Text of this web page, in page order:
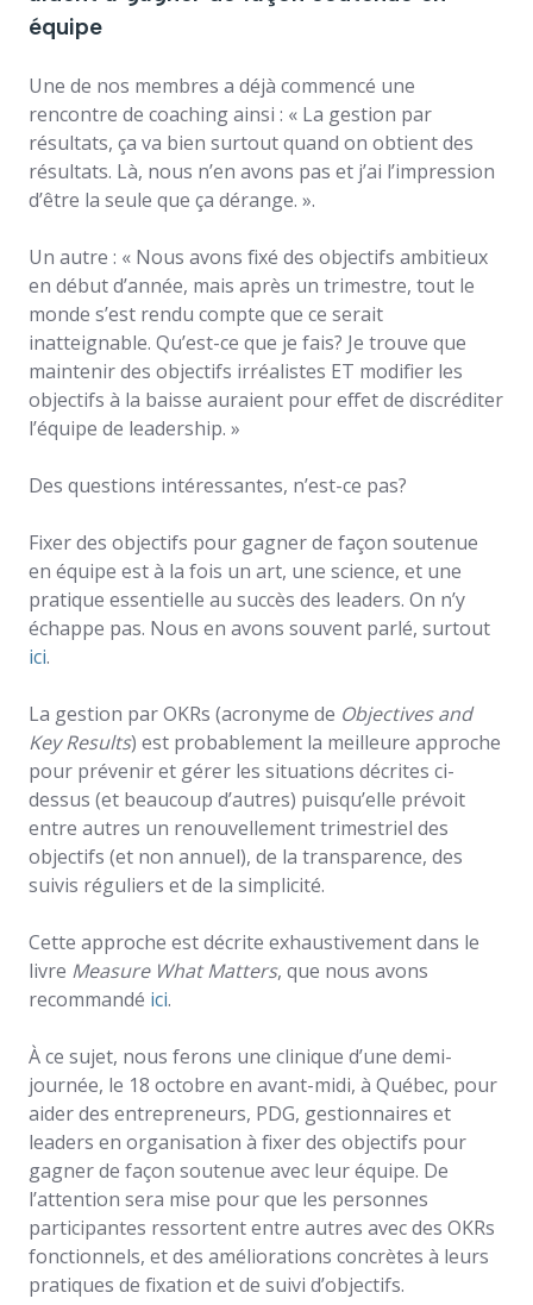
équipe
Une de nos membres a déjà commencé une
rencontre de coaching ainsi : « La gestion par
résultats, ça va bien surtout quand on obtient des
résultats. Là, nous n’en avons pas et j’ai l’impression
d’être la seule que ça dérange. ».
Un autre : « Nous avons fixé des objectifs ambitieux
en début d’année, mais après un trimestre, tout le
monde s’est rendu compte que ce serait
inatteignable. Qu’est-ce que je fais? Je trouve que
maintenir des objectifs irréalistes ET modifier les
objectifs à la baisse auraient pour effet de discréditer
l’équipe de leadership. »
Des questions intéressantes, n’est-ce pas?
Fixer des objectifs pour gagner de façon soutenue
en équipe est à la fois un art, une science, et une
pratique essentielle au succès des leaders. On n’y
échappe pas. Nous en avons souvent parlé, surtout
ici.
La gestion par OKRs (acronyme de Objectives and
Key Results) est probablement la meilleure approche
pour prévenir et gérer les situations décrites ci-
dessus (et beaucoup d’autres) puisqu’elle prévoit
entre autres un renouvellement trimestriel des
objectifs (et non annuel), de la transparence, des
suivis réguliers et de la simplicité.
Cette approche est décrite exhaustivement dans le
livre Measure What Matters, que nous avons
recommandé ici.
À ce sujet, nous ferons une clinique d’une demi-
journée, le 18 octobre en avant-midi, à Québec, pour
aider des entrepreneurs, PDG, gestionnaires et
leaders en organisation à fixer des objectifs pour
gagner de façon soutenue avec leur équipe. De
l’attention sera mise pour que les personnes
participantes ressortent entre autres avec des OKRs
fonctionnels, et des améliorations concrètes à leurs
pratiques de fixation et de suivi d’objectifs.